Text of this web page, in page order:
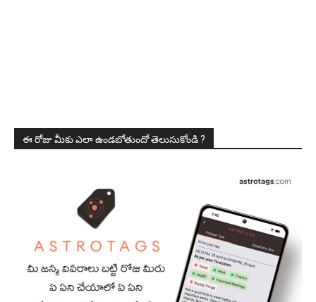
ఈ రోజు మీకు ఎలా ఉండబోతుందో తెలుసుకోండి ?